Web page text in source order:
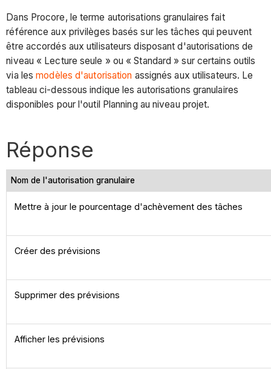
Dans Procore, le terme autorisations granulaires fait
référence aux privilèges basés sur les tâches qui peuvent
être accordés aux utilisateurs disposant d'autorisations de
niveau « Lecture seule » ou « Standard » sur certains outils
via lesmodèles d'autorisation assignés aux utilisateurs. Le
tableau ci-dessous indique les autorisations granulaires
disponibles pour l'outil Planning au niveau projet.
Réponse
Nom de l'autorisation granulaire
Mettre à jour le pourcentage d'achèvement des tâches
Créer des prévisions
Supprimer des prévisions
Afficher les prévisions